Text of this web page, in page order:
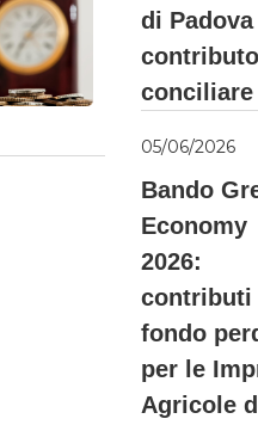
di Padova
05/06/2026
Bando
Economy
2026:
contributi
fondo
per le
Agricole